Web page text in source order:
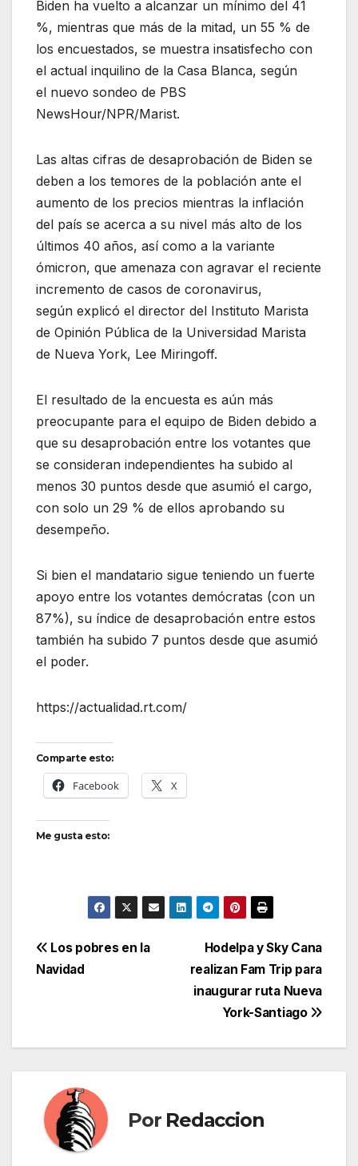
Biden ha vuelto a alcanzar un mínimo del 41
%, mientras que más de la mitad, un 55 % de
los encuestados, se muestra insatisfecho con
el actual inquilino de la Casa Blanca, según
el nuevo sondeo de PBS
NewsHour/NPR/Marist.
Las altas cifras de desaprobación de Biden se
deben a los temores de la población ante el
aumento de los precios mientras la inflación
del país se acerca a su nivel más alto de los
últimos 40 años, así como a la variante
ómicron, que amenaza con agravar el reciente
incremento de casos de coronavirus,
según explicó el director del Instituto Marista
de Opinión Pública de la Universidad Marista
de Nueva York, Lee Miringoff.
El resultado de la encuesta es aún más
preocupante para el equipo de Biden debido a
que su desaprobación entre los votantes que
se consideran independientes ha subido al
menos 30 puntos desde que asumió el cargo,
con solo un 29 % de ellos aprobando su
desempeño.
Si bien el mandatario sigue teniendo un fuerte
apoyo entre los votantes demócratas (con un
87%), su índice de desaprobación entre estos
también ha subido 7 puntos desde que asumió
el poder.
https://actualidad.rt.com/
Comparte esto:
Facebook X
Me gusta esto:
Navegación
Hodelpa y Sky Cana
realizan Fam Trip para
inaugurar ruta Nueva
York-Santiago
Los pobres en la
Navidad
Por Redaccion